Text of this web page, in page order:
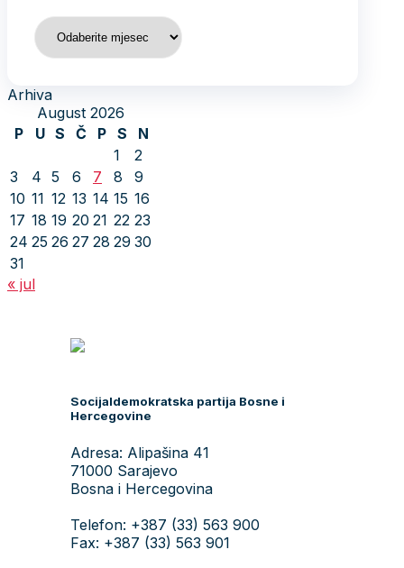
Arhiva
Arhiva
August 2026
P
U S Č P S
N
1
2
3
4 5 6 7 8
9
10 11 12 13 14 15 16
17 18 19 20 21 22 23
24 25 26 27 28 29 30
31
« jul
Socijaldemokratska partija Bosne i
Hercegovine
Adresa: Alipašina 41
71000 Sarajevo
Bosna i Hercegovina
Telefon: +387 (33) 563 900
Fax: +387 (33) 563 901